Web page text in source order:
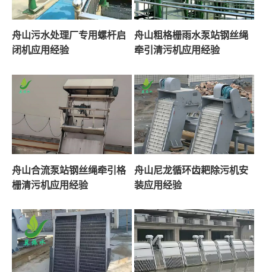
舟山污水处理厂专用螺杆启
闭机应用经验
舟山粗格栅雨水泵站钢丝绳
牵引清污机应用经验
舟山合流泵站钢丝绳牵引格
栅清污机应用经验
舟山尼龙循环齿耙除污机安
装应用经验